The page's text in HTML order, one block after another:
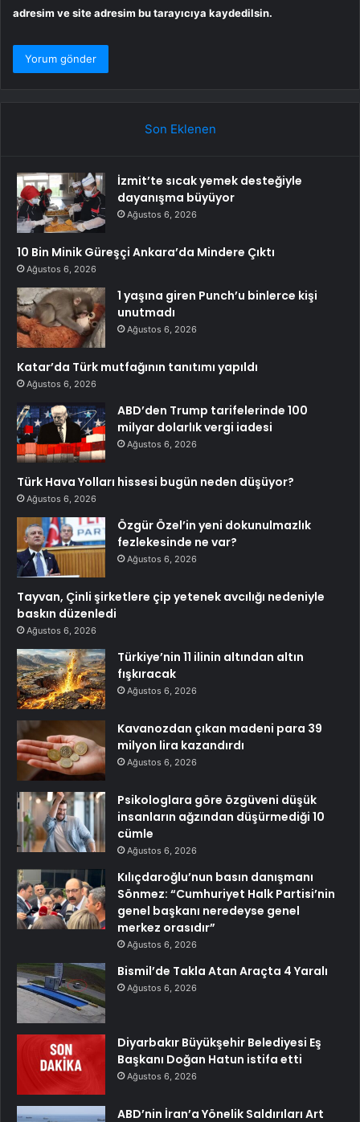
adresim ve site adresim bu tarayıcıya kaydedilsin.
Son Eklenen
İzmit’te sıcak yemek desteğiyle
dayanışma büyüyor
Ağustos 6, 2026
10 Bin Minik Güreşçi Ankara’da Mindere Çıktı
Ağustos 6, 2026
1 yaşına giren Punch’u binlerce kişi
unutmadı
Ağustos 6, 2026
Katar’da Türk mutfağının tanıtımı yapıldı
Ağustos 6, 2026
ABD’den Trump tarifelerinde 100
milyar dolarlık vergi iadesi
Ağustos 6, 2026
Türk Hava Yolları hissesi bugün neden düşüyor?
Ağustos 6, 2026
Özgür Özel’in yeni dokunulmazlık
fezlekesinde ne var?
Ağustos 6, 2026
Tayvan, Çinli şirketlere çip yetenek avcılığı nedeniyle
baskın düzenledi
Ağustos 6, 2026
Türkiye’nin 11 ilinin altından altın
fışkıracak
Ağustos 6, 2026
Kavanozdan çıkan madeni para 39
milyon lira kazandırdı
Ağustos 6, 2026
Psikologlara göre özgüveni düşük
insanların ağzından düşürmediği 10
cümle
Ağustos 6, 2026
Kılıçdaroğlu’nun basın danışmanı
Sönmez: “Cumhuriyet Halk Partisi’nin
genel başkanı neredeyse genel
merkez orasıdır”
Ağustos 6, 2026
Bismil’de Takla Atan Araçta 4 Yaralı
Ağustos 6, 2026
Diyarbakır Büyükşehir Belediyesi Eş
Başkanı Doğan Hatun istifa etti
Ağustos 6, 2026
ABD’nin İran’a Yönelik Saldırıları Art